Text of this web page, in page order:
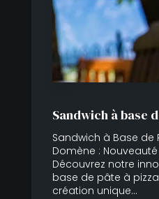
Sandwich à base
Sandwich à Base de
Domène :
Découvrez notre
base de pâte à
création unique...